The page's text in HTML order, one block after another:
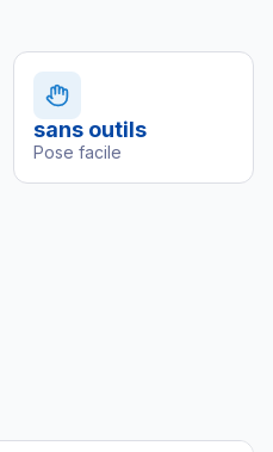
sans outils
Pose facile